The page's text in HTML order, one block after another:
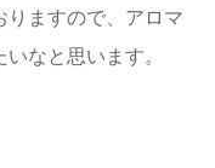
りますので、アロマ
なと思います。